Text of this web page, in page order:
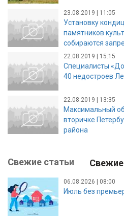
23.08.2019 | 11:05
Установку
памятников
собираются
22.08.2019 | 15:15
Специалисты
40 недостроев
22.08.2019 | 13:35
Максимальный
вторичке
района
Свежие статьи
06.08.2026 | 08:00
Июль без